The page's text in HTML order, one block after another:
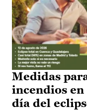
Medidas
incendios en
día del